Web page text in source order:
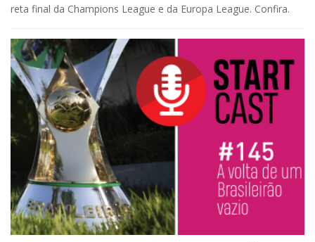
reta final da Champions League e da Europa League. Confira.